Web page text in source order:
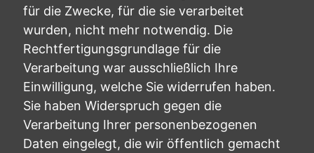
für die Zwecke, für die sie verarbeitet
wurden, nicht mehr notwendig. Die
Rechtfertigungsgrundlage für die
Verarbeitung war ausschließlich Ihre
Einwilligung, welche Sie widerrufen haben.
Sie haben Widerspruch gegen die
Verarbeitung Ihrer personenbezogenen
Daten eingelegt, die wir öffentlich gemacht